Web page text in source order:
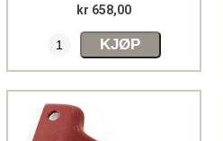
kr 658,00
KJØP